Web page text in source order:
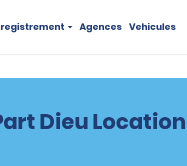
Agences Vehicules
Dieu